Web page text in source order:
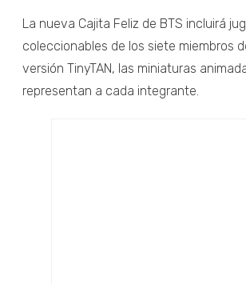
La nueva Cajita Feliz de BTS incluirá
coleccionables de los siete miembros
versión TinyTAN, las miniaturas
representan a cada integrante.